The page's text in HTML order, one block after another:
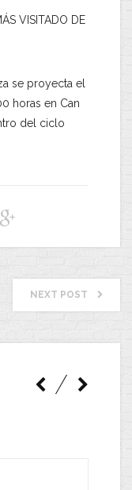
VISITADO DE
se proyecta el
horas en Can
del ciclo
NEXT POST